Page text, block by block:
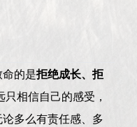
的是拒绝成长、拒
只相信自己的感受，
多么有责任感、多